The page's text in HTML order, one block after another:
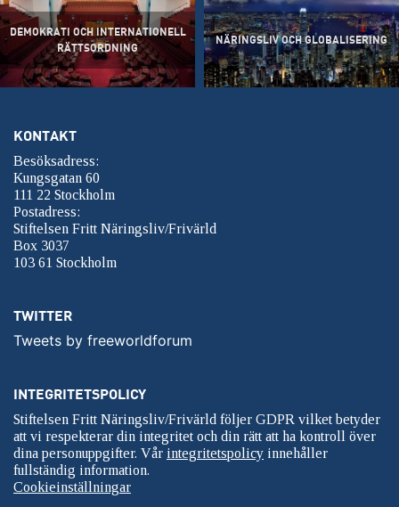
DEMOKRATI OCH INTERNATIONELL
RÄTTSORDNING
NÄRINGSLIV OCH GLOBALISERING
KONTAKT
Besöksadress:
Kungsgatan 60
111 22 Stockholm
Postadress:
Stiftelsen Fritt Näringsliv/Frivärld
Box 3037
103 61 Stockholm
TWITTER
Tweets by freeworldforum
INTEGRITETSPOLICY
Stiftelsen Fritt Näringsliv/Frivärld följer GDPR vilket betyder
att vi respekterar din integritet och din rätt att ha kontroll över
dina personuppgifter. Vår integritetspolicy innehåller
fullständig information.
Cookieinställningar